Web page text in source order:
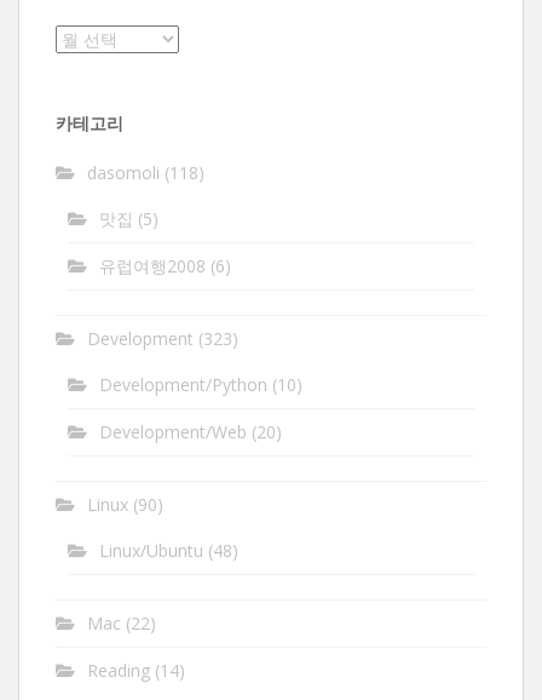
보
카테고리
dasomoli (118)
맛집 (5)
유럽여행2008 (6)
Development (323)
Development/Python (10)
Development/Web (20)
Linux (90)
Linux/Ubuntu (48)
Mac (22)
Reading (14)